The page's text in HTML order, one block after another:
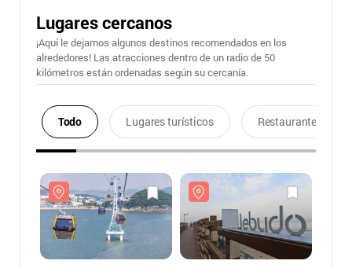
Lugares cercanos
¡Aquí le dejamos algunos destinos recomendados en los
alrededores! Las atracciones dentro de un radio de 50
kilómetros están ordenadas según su cercanía.
Todo Lugares turísticos Restaurantes